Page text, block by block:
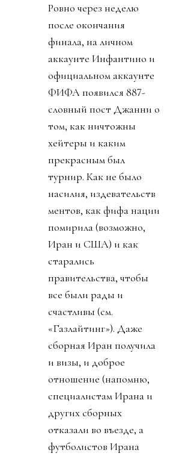
Источник изображения
@fifaworldcup
ФИФА Инфантино,
нажал на спусковой
крючок давно
созревшего плана:
прихватизация футбола.
О том как почти
похитили футбол - наша
краткая хроника.
День 0. 26 июля 2026.
Ровно через неделю
после окончания
финала, на личном
аккаунте Инфантино и
официальном аккаунте
ФИФА появился 887-
словный пост Джанни о
том, как ничтожны
хейтеры и каким